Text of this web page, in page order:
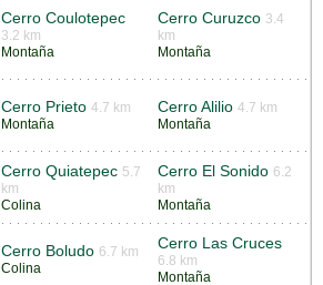
Cerro Coulotepec
3.2 km
Montaña
Cerro Curuzco 3.4
km
Montaña
Cerro Prieto 4.7 km
Montaña
Cerro Alilio 4.7 km
Montaña
Cerro Quiatepec 5.7
km
Colina
Cerro El Sonido 6.2
km
Montaña
Cerro Boludo 6.7 km
Colina
Cerro Las Cruces
6.8 km
Montaña